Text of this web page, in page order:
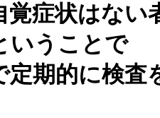
覚症状はない
いうことで
定期的に検査